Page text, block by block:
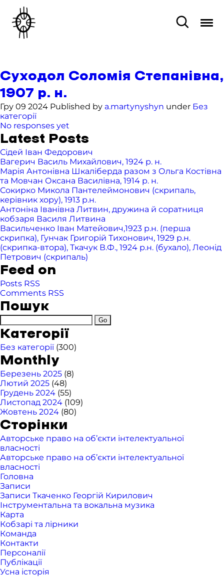
Суходол Соломія Степанівна,
1907 р. н.
Гру 09 2024 Published by a.martynyshyn under Без
категорії
No responses yet
Latest Posts
Сідей Іван Федорович
Вагерич Василь Михайлович, 1924 р. н.
Марія Антонівна Шкаліберда разом з Ольга Костівна
та Мовчан Оксана Василівна, 1914 р. н.
Сокирко Микола Пантелеймонович (скрипаль,
керівник хору), 1913 р.н.
Антоніна Іванівна Литвин, дружина й соратниця
кобзаря Василя Литвина
Васильченко Іван Матейович,1923 р.н. (перша
скрипка), Гунчак Григорій Тихонович, 1929 р.н.
(скрипка-втора), Ткачук В.Ф., 1924 р.н. (бухало), Леонід
Петрович (скрипаль)
Feed on
Posts RSS
Comments RSS
Пошук
Категорії
Без категорії (300)
Monthly
Березень 2025 (8)
Лютий 2025 (48)
Грудень 2024 (55)
Листопад 2024 (109)
Жовтень 2024 (80)
Сторінки
Авторське право на об’єкти інтелектуальної
власності
Авторське право на об’єкти інтелектуальної
власності
Головна
Записи
Записи Ткаченко Георгій Кирилович
Інструментальна та вокальна музика
Карта
Кобзарі та лірники
Команда
Контакти
Персоналії
Публікації
Усна історія